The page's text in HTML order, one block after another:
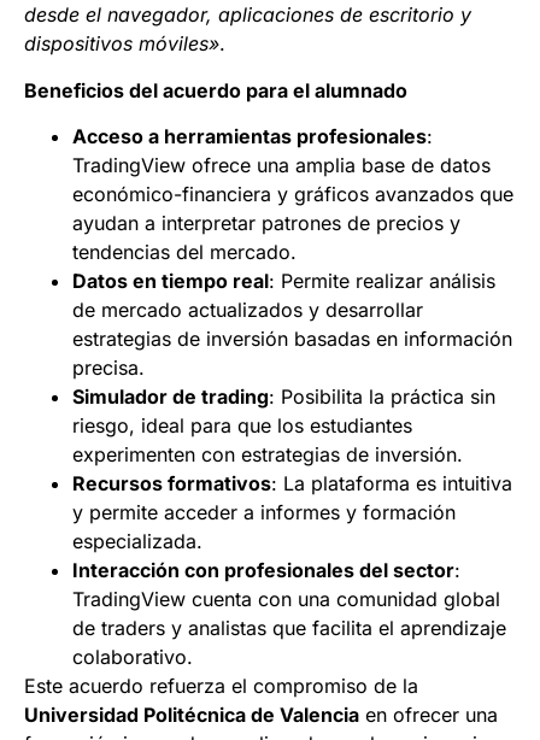
desde el navegador, aplicaciones de escritorio y
dispositivos móviles».
Beneficios del acuerdo para el alumnado
Acceso a herramientas profesionales:
TradingView ofrece una amplia base de datos
económico-financiera y gráficos avanzados que
ayudan a interpretar patrones de precios y
tendencias del mercado.
Datos en tiempo real: Permite realizar análisis
de mercado actualizados y desarrollar
estrategias de inversión basadas en información
precisa.
Simulador de trading: Posibilita la práctica sin
riesgo, ideal para que los estudiantes
experimenten con estrategias de inversión.
Recursos formativos: La plataforma es intuitiva
y permite acceder a informes y formación
especializada.
Interacción con profesionales del sector:
TradingView cuenta con una comunidad global
de traders y analistas que facilita el aprendizaje
colaborativo.
Este acuerdo refuerza el compromiso de la
Universidad Politécnica de Valencia en ofrecer una